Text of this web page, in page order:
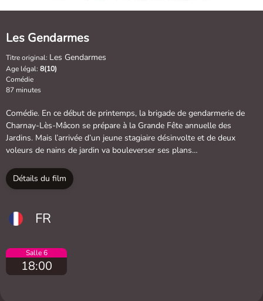
Les Gendarmes
Titre original: Les Gendarmes
Age légal: 8(10)
Comédie
87 minutes
Comédie. En ce début de printemps, la brigade de gendarmerie de
Charnay-Lès-Mâcon se prépare à la Grande Fête annuelle des
Jardins. Mais l’arrivée d’un jeune stagiaire désinvolte et de deux
voleurs de nains de jardin va bouleverser ses plans…
Détails du film
FR
Salle 6
18:00